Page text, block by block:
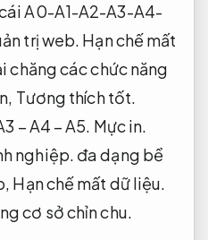
A0-A1-A2-A3-A4-
trị web. Hạn chế mất
chăng các chức năng
Tương thích tốt.
– A4 – A5. Mực in.
nghiệp. đa dạng bề
Hạn chế mất dữ liệu.
cơ sở chỉn chu.